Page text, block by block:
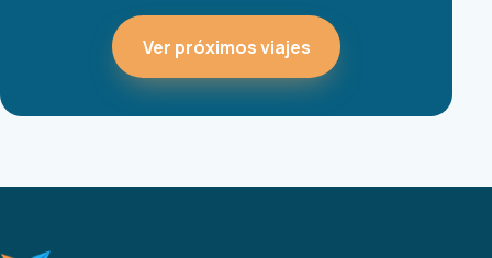
Ver próximos viajes